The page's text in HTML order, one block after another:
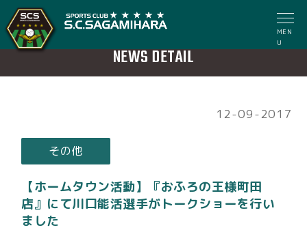
MEN
U
NEWS DETAIL
12-09-2017
その他
【ホームタウン活動】『おふろの王様町田
店』にて川口能活選手がトークショーを行い
ました